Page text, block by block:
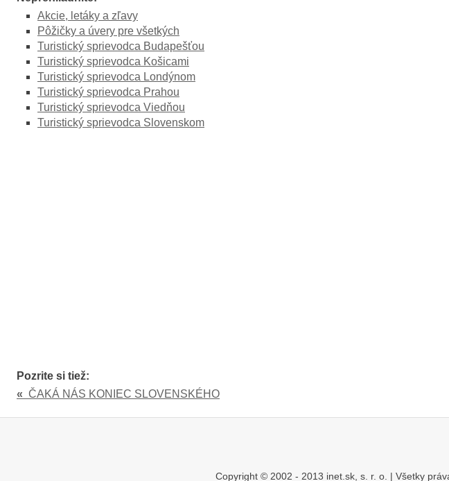
Akcie, letáky a zľavy
Pôžičky a úvery pre všetkých
Turistický sprievodca Budapešťou
Turistický sprievodca Košicami
Turistický sprievodca Londýnom
Turistický sprievodca Prahou
Turistický sprievodca Viedňou
Turistický sprievodca Slovenskom
Pozrite si tiež:
« ČAKÁ NÁS KONIEC SLOVENSKÉHO
Copyright © 2002 - 2013 inet.sk, s. r. o. | Všetky